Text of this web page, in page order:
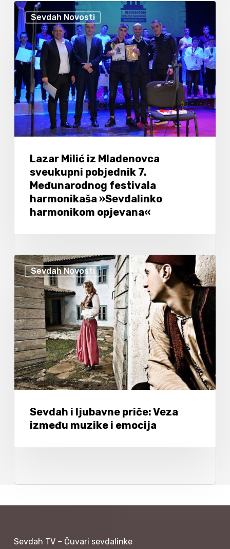
Sevdah Novosti
Lazar Milić iz Mladenovca
sveukupni pobjednik 7.
Međunarodnog festivala
harmonikaša »Sevdalinko
harmonikom opjevana«
Sevdah Novosti
Sevdah i ljubavne priče: Veza
između muzike i emocija
Sevdah TV – Čuvari sevdalinke